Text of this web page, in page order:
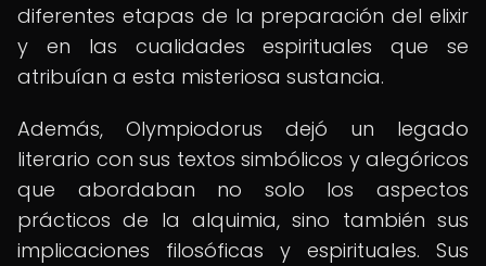
diferentes etapas de la preparación del elixir
y en las cualidades espirituales que se
atribuían a esta misteriosa sustancia.
Además, Olympiodorus dejó un legado
literario con sus textos simbólicos y alegóricos
que abordaban no solo los aspectos
prácticos de la alquimia, sino también sus
implicaciones filosóficas y espirituales. Sus